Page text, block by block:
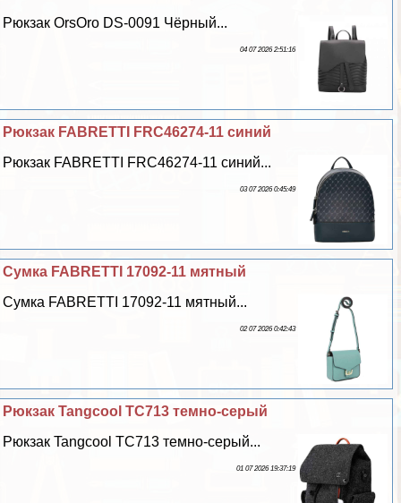
Рюкзак OrsOro DS-0091 Чёрный...
04 07 2026 2:51:16
Рюкзак FABRETTI FRC46274-11 синий
Рюкзак FABRETTI FRC46274-11 синий...
03 07 2026 0:45:49
Сумка FABRETTI 17092-11 мятный
Сумка FABRETTI 17092-11 мятный...
02 07 2026 0:42:43
Рюкзак Tangcool TC713 темно-серый
Рюкзак Tangcool TC713 темно-серый...
01 07 2026 19:37:19